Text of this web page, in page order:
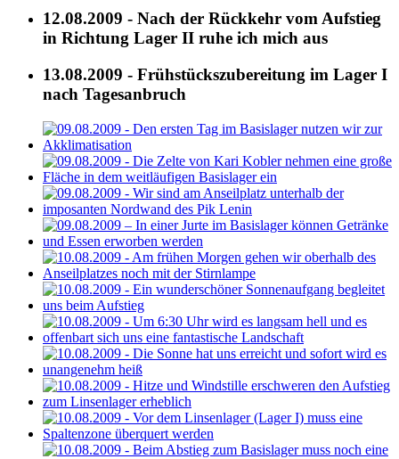
12.08.2009 - Nach der Rückkehr vom Aufstieg
in Richtung Lager II ruhe ich mich aus
13.08.2009 - Frühstückszubereitung im Lager I
nach Tagesanbruch